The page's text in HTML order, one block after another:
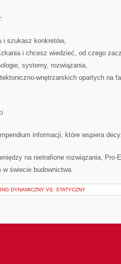
i szukasz konkretów,
i chcesz wiedzieć, od czego
systemy, rozwiązania,
wnętrzarskich opartych na
informacji, które wspiera
na nietrafione rozwiązania, Pro-
świecie budownictwa.
DYNAMICZNY VS. STATYCZNY